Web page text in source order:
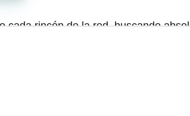
rincón de la red, buscando
✅Utilizamos un algoritmo que
asegurando que solo encuentres
comprar tus piezas usadas, sin